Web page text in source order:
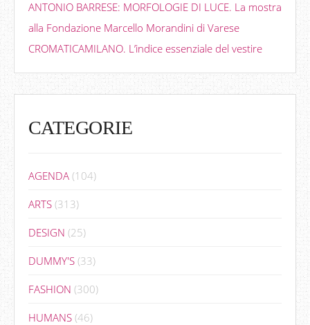
ANTONIO BARRESE: MORFOLOGIE DI LUCE. La mostra
alla Fondazione Marcello Morandini di Varese
CROMATICAMILANO. L’indice essenziale del vestire
CATEGORIE
AGENDA (104)
ARTS (313)
DESIGN (25)
DUMMY'S (33)
FASHION (300)
HUMANS (46)